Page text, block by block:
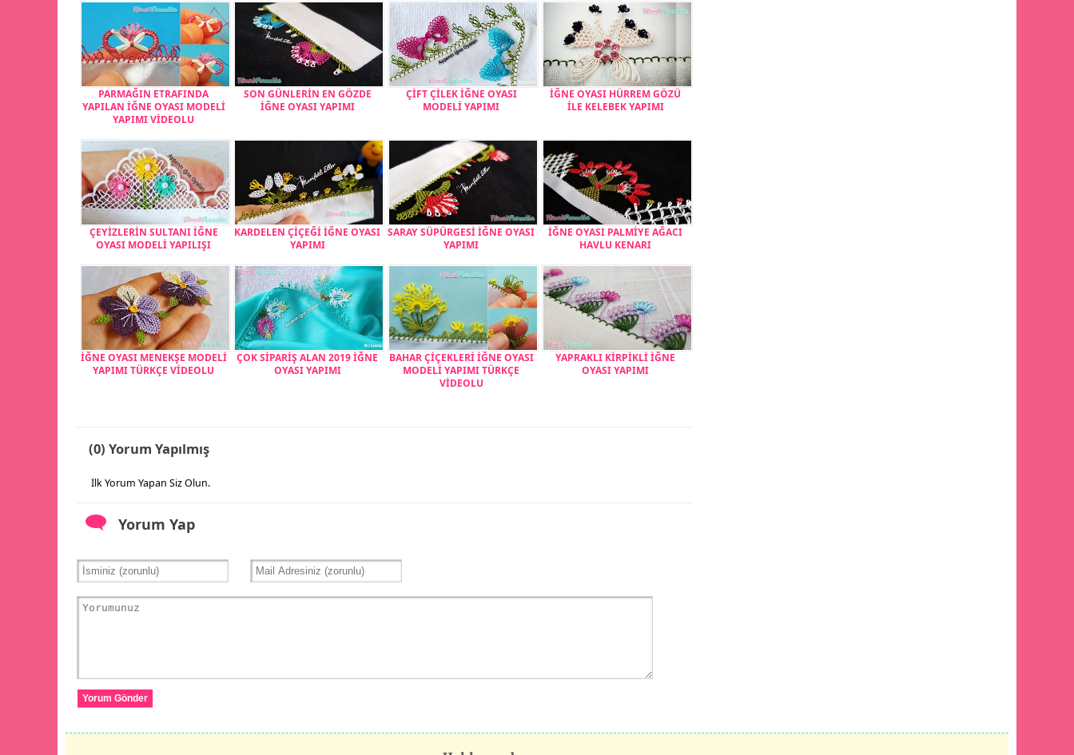
PARMAĞIN ETRAFINDA
YAPILAN İĞNE OYASI MODELİ
YAPIMI VİDEOLU
SON GÜNLERİN EN GÖZDE
İĞNE OYASI YAPIMI
ÇİFT ÇİLEK İĞNE OYASI
MODELİ YAPIMI
İĞNE OYASI HÜRREM GÖZÜ
İLE KELEBEK YAPIMI
ÇEYİZLERİN SULTANI İĞNE
OYASI MODELİ YAPILIŞI
KARDELEN ÇİÇEĞİ İĞNE OYASI
YAPIMI
SARAY SÜPÜRGESİ İĞNE OYASI
YAPIMI
İĞNE OYASI PALMİYE AĞACI
HAVLU KENARI
İĞNE OYASI MENEKŞE MODELİ
YAPIMI TÜRKÇE VİDEOLU
ÇOK SİPARİŞ ALAN 2019 İĞNE
OYASI YAPIMI
BAHAR ÇİÇEKLERİ İĞNE OYASI
MODELİ YAPIMI TÜRKÇE
VİDEOLU
YAPRAKLI KİRPİKLİ İĞNE
OYASI YAPIMI
(0) Yorum Yapılmış
İlk Yorum Yapan Siz Olun.
Yorum Yap
Yorum Gönder